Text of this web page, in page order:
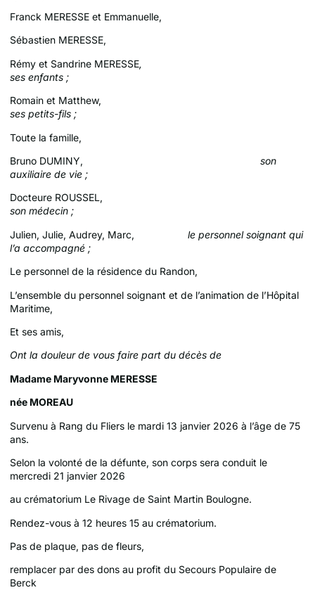
Franck MERESSE et Emmanuelle,
Sébastien MERESSE,
Rémy et Sandrine MERESSE,
ses enfants ;
Romain et Matthew,
ses petits-fils ;
Toute la famille,
Bruno DUMINY, son
auxiliaire de vie ;
Docteure ROUSSEL,
son médecin ;
Julien, Julie, Audrey, Marc, le personnel soignant qui
l’a accompagné ;
Le personnel de la résidence du Randon,
L’ensemble du personnel soignant et de l’animation de l’Hôpital
Maritime,
Et ses amis,
Ont la douleur de vous faire part du décès de
Madame Maryvonne MERESSE
née MOREAU
Survenu à Rang du Fliers le mardi 13 janvier 2026 à l’âge de 75
ans.
Selon la volonté de la défunte, son corps sera conduit le
mercredi 21 janvier 2026
au crématorium Le Rivage de Saint Martin Boulogne.
Rendez-vous à 12 heures 15 au crématorium.
Pas de plaque, pas de fleurs,
remplacer par des dons au profit du Secours Populaire de
Berck